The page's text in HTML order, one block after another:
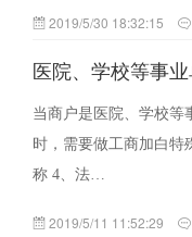
2019/5/30 18:32:15
医院、学校等事
当商户是医院、学校等
时，需要做工商加白特
称 4、法…
2019/5/11 11:52:29